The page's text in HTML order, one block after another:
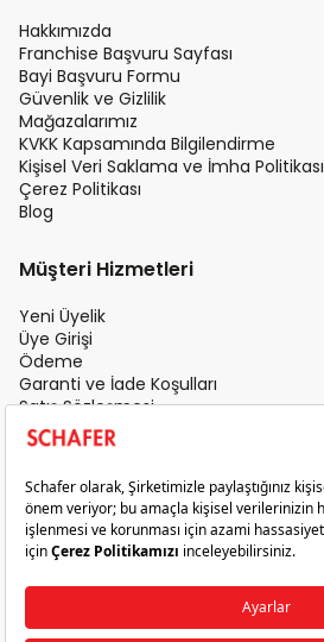
Hakkımızda
Franchise Başvuru Sayfası
Bayi Başvuru Formu
Güvenlik ve Gizlilik
Mağazalarımız
KVKK Kapsamında Bilgilendirme
Kişisel Veri Saklama ve İmha Politikası
Çerez Politikası
Blog
Müşteri Hizmetleri
Yeni Üyelik
Üye Girişi
Ödeme
Garanti ve İade Koşulları
Satış Sözleşmesi
Üyelik Sözleşmesi
İletişim
Teslimat Koşulları
Gizlilik ve Güvenlik
Sık Sorulan Sorular
Satış Sonrası Hizmet
© 2026 Schafer. Tüm Hakları Saklıdır.